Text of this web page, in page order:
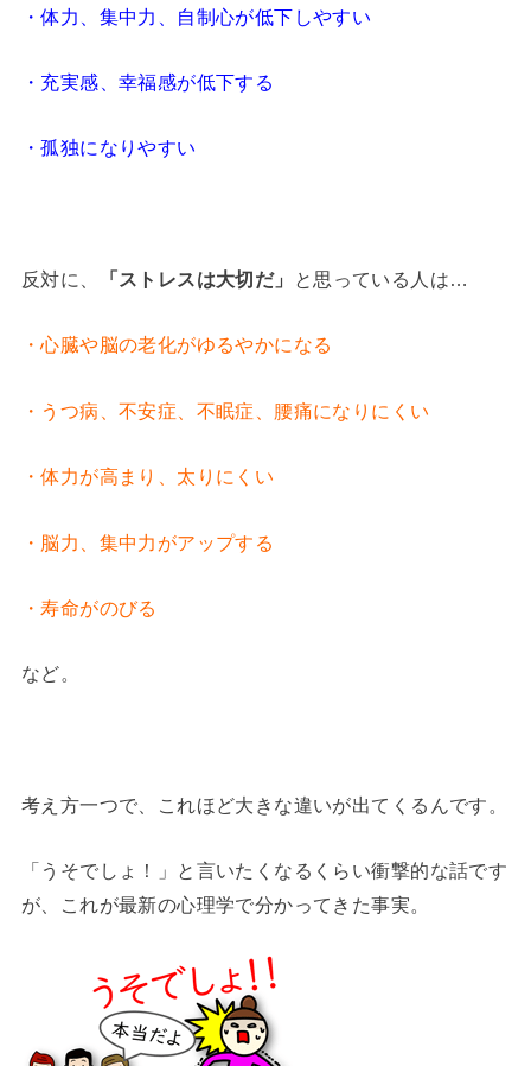
・体力、集中力、自制心が低下しやすい
・充実感、幸福感が低下する
・孤独になりやすい
反対に、 「ストレスは大切だ」 と思っている人は…
・心臓や脳の老化がゆるやかになる
・うつ病、不安症、不眠症、腰痛になりにくい
・体力が高まり、太りにくい
・脳力、集中力がアップする
・寿命がのびる
など。
考え方一つで、これほど大きな違いが出てくるんです。
「うそでしょ！」と言いたくなるくらい衝撃的な話です
が、これが最新の心理学で分かってきた事実。